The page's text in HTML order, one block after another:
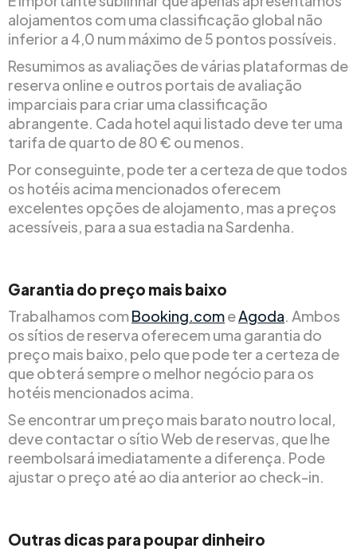
alojamentos com uma classificação global não
inferior a 4,0 num máximo de 5 pontos possíveis.
Resumimos as avaliações de várias plataformas de
reserva online e outros portais de avaliação
imparciais para criar uma classificação
abrangente. Cada hotel aqui listado deve ter uma
tarifa de quarto de 80 € ou menos.
Por conseguinte, pode ter a certeza de que todos
os hotéis acima mencionados oferecem
excelentes opções de alojamento, mas a preços
acessíveis, para a sua estadia na Sardenha.
Garantia do preço mais baixo
Trabalhamos comBooking.comeAgoda. Ambos
os sítios de reserva oferecem uma garantia do
preço mais baixo, pelo que pode ter a certeza de
que obterá sempre o melhor negócio para os
hotéis mencionados acima.
Se encontrar um preço mais barato noutro local,
deve contactar o sítio Web de reservas, que lhe
reembolsará imediatamente a diferença. Pode
ajustar o preço até ao dia anterior ao check-in.
Outras dicas para poupar dinheiro